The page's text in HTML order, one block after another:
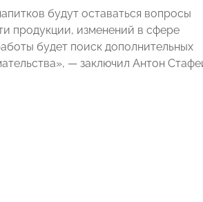
будут оставаться вопросы
продукции, изменений в сфере
будет поиск дополнительных
— заключил Антон